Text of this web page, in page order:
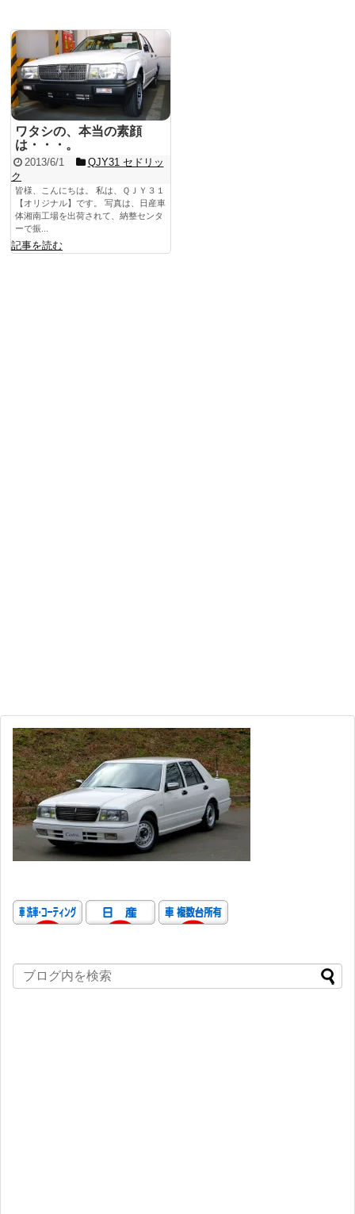
ワタシの、本当の素顔
は・・・。
2013/6/1
QJY31 セドリッ
ク
皆様、こんにちは。 私は、ＱＪＹ３１
【オリジナル】です。 写真は、日産車
体湘南工場を出荷されて、納整センタ
ーで振...
記事を読む